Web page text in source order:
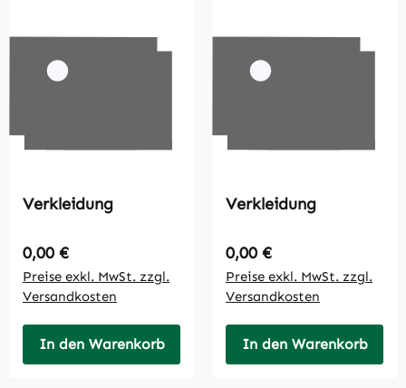
Verkleidung
Regulärer Preis:
0,00 €
Preise exkl. MwSt. zzgl.
Versandkosten
In den Warenkorb
Verkleidung
Regulärer Preis:
0,00 €
Preise exkl. MwSt. zzgl.
Versandkosten
In den Warenkorb